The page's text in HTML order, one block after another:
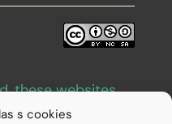
s cookies
these websites
under Creative